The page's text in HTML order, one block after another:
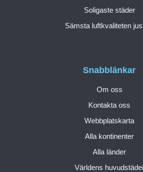
Snabblänkar
Om oss
Kontakta oss
Webbplatskarta
Alla kontinenter
Alla länder
Världens
Soligaste städer
Sämsta luftkvaliteten